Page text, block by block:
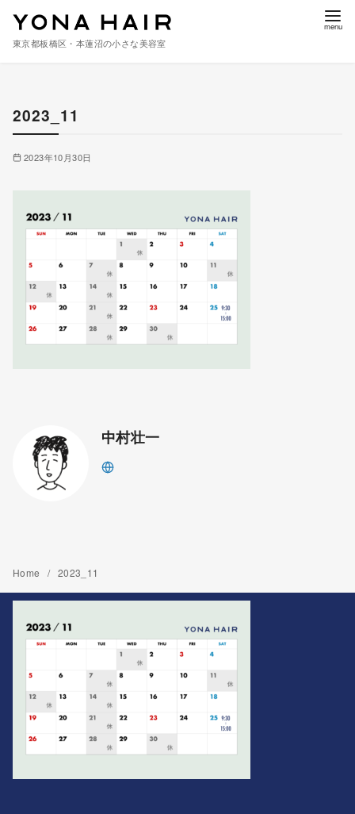
東京都板橋区・本蓮沼の小さな美容室
2023_11
2023年10月30日
中村壮一
Home 2023_11